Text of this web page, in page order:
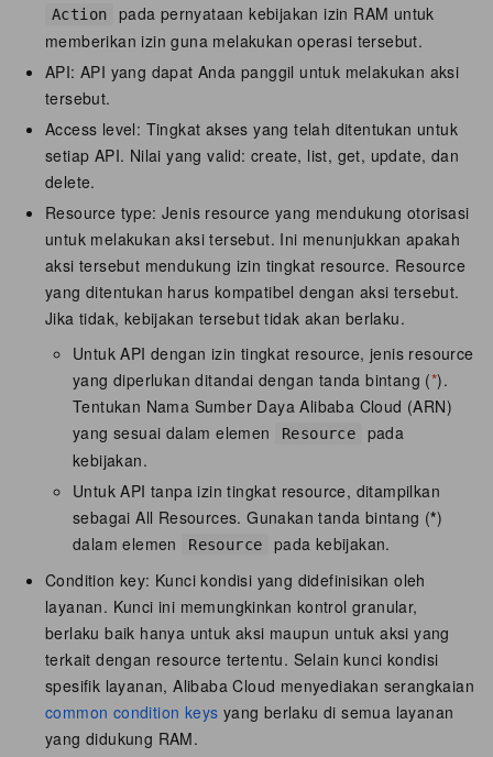
Action
pada pernyataan kebijakan izin RAM untuk
memberikan izin guna melakukan operasi tersebut.
API: API yang dapat Anda panggil untuk melakukan aksi
tersebut.
Access level: Tingkat akses yang telah ditentukan untuk
setiap API. Nilai yang valid: create, list, get, update, dan
delete.
Resource type: Jenis resource yang mendukung otorisasi
untuk melakukan aksi tersebut. Ini menunjukkan apakah
aksi tersebut mendukung izin tingkat resource. Resource
yang ditentukan harus kompatibel dengan aksi tersebut.
Jika tidak, kebijakan tersebut tidak akan berlaku.
Untuk API dengan izin tingkat resource, jenis resource
yang diperlukan ditandai dengan tanda bintang (*).
Tentukan Nama Sumber Daya Alibaba Cloud (ARN)
yang sesuai dalam elemen
Resource
pada
kebijakan.
Untuk API tanpa izin tingkat resource, ditampilkan
sebagai All Resources. Gunakan tanda bintang (*)
dalam elemen
Resource
pada kebijakan.
Condition key: Kunci kondisi yang didefinisikan oleh
layanan. Kunci ini memungkinkan kontrol granular,
berlaku baik hanya untuk aksi maupun untuk aksi yang
terkait dengan resource tertentu. Selain kunci kondisi
spesifik layanan, Alibaba Cloud menyediakan serangkaian
common condition keys yang berlaku di semua layanan
yang didukung RAM.